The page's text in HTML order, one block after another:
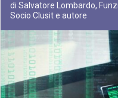
di Salvatore Lombardo,
Socio Clusit e autore